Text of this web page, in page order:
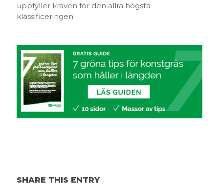
uppfyller kraven för den allra högsta
klassificeringen.
SHARE THIS ENTRY